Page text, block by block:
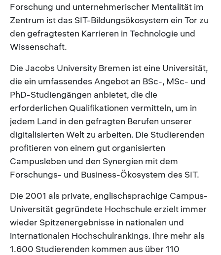
Forschung und unternehmerischer Mentalität im
Zentrum ist das SIT-Bildungsökosystem ein Tor zu
den gefragtesten Karrieren in Technologie und
Wissenschaft.
Die Jacobs University Bremen ist eine Universität,
die ein umfassendes Angebot an BSc-, MSc- und
PhD-Studiengängen anbietet, die die
erforderlichen Qualifikationen vermitteln, um in
jedem Land in den gefragten Berufen unserer
digitalisierten Welt zu arbeiten. Die Studierenden
profitieren von einem gut organisierten
Campusleben und den Synergien mit dem
Forschungs- und Business-Ökosystem des SIT.
Die 2001 als private, englischsprachige Campus-
Universität gegründete Hochschule erzielt immer
wieder Spitzenergebnisse in nationalen und
internationalen Hochschulrankings. Ihre mehr als
1.600 Studierenden kommen aus über 110